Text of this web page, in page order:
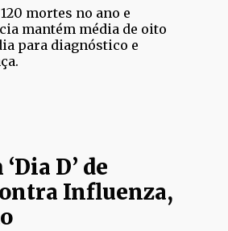
mortes no ano e
mantém média de oito
para diagnóstico e
D’ de
Influenza,